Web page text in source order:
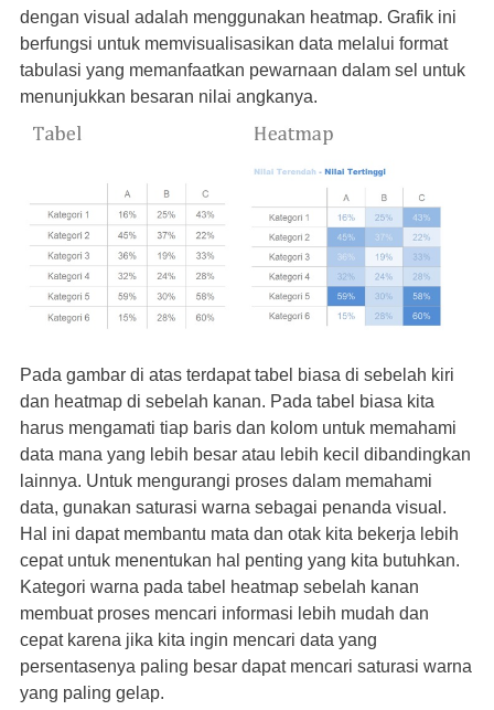
dengan visual adalah menggunakan heatmap. Grafik ini
berfungsi untuk memvisualisasikan data melalui format
tabulasi yang memanfaatkan pewarnaan dalam sel untuk
menunjukkan besaran nilai angkanya.
Pada gambar di atas terdapat tabel biasa di sebelah kiri
dan heatmap di sebelah kanan. Pada tabel biasa kita
harus mengamati tiap baris dan kolom untuk memahami
data mana yang lebih besar atau lebih kecil dibandingkan
lainnya. Untuk mengurangi proses dalam memahami
data, gunakan saturasi warna sebagai penanda visual.
Hal ini dapat membantu mata dan otak kita bekerja lebih
cepat untuk menentukan hal penting yang kita butuhkan.
Kategori warna pada tabel heatmap sebelah kanan
membuat proses mencari informasi lebih mudah dan
cepat karena jika kita ingin mencari data yang
persentasenya paling besar dapat mencari saturasi warna
yang paling gelap.